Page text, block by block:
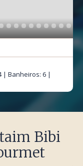
| Banheiros: 6 |
Bibi